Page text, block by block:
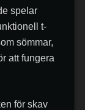
spelar
t-
sömmar,
att fungera
för skav